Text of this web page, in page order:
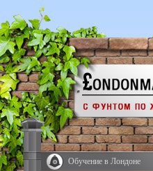
Обучение в Лондоне